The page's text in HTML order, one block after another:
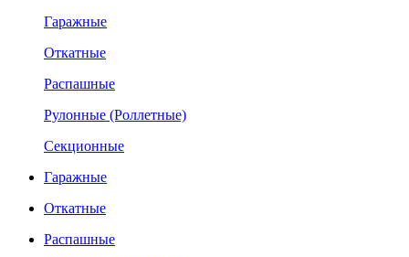
Гаражные
Откатные
Распашные
Рулонные (Роллетные)
Секционные
Гаражные
Откатные
Распашные